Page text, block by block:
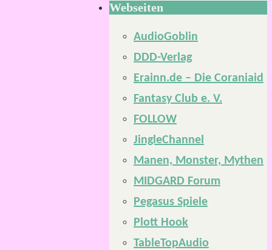
Webseiten
AudioGoblin
DDD-Verlag
Erainn.de – Die Coraniaid
Fantasy Club e. V.
FOLLOW
JingleChannel
Manen, Monster, Mythen
MIDGARD Forum
Pegasus Spiele
Plott Hook
TableTopAudio